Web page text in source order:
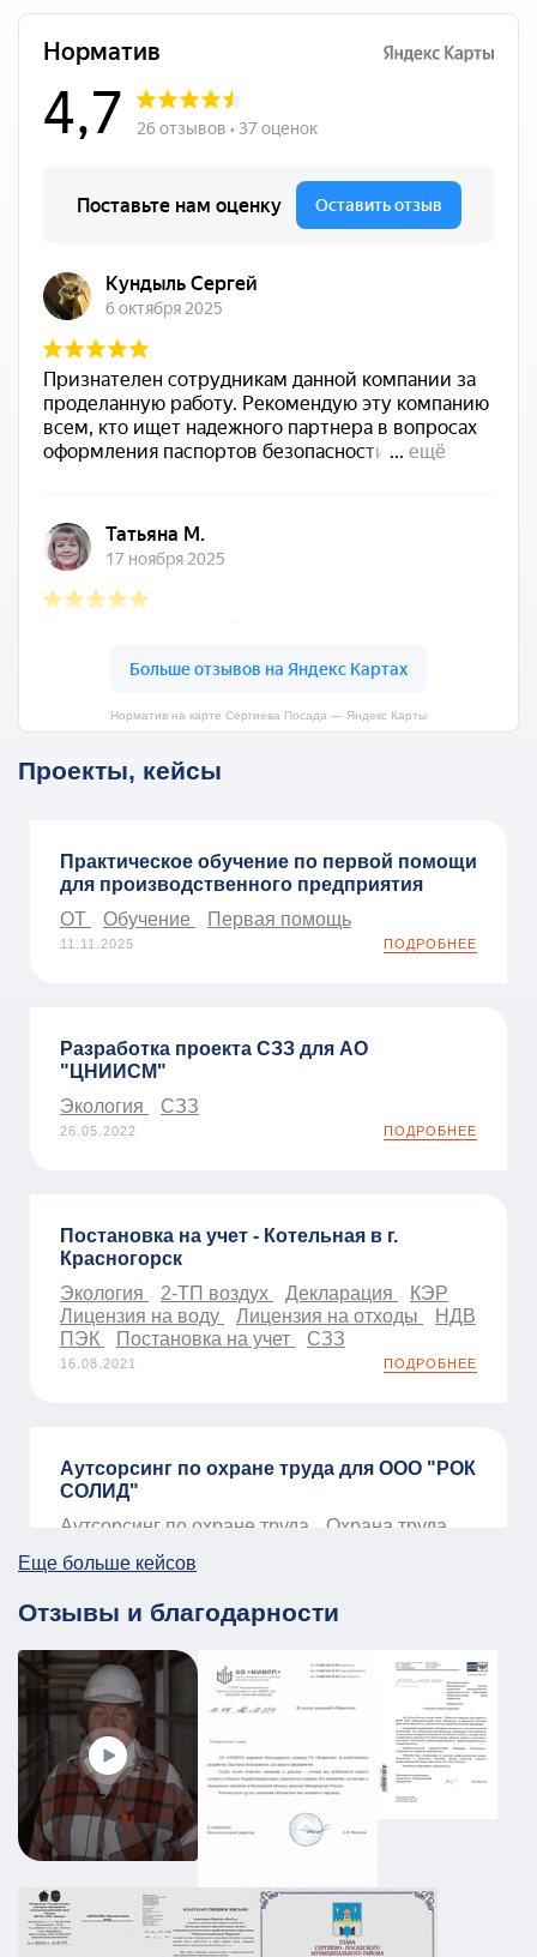
Норматив на карте Сергиева Посада — Яндекс Карты
Проекты, кейсы
Практическое обучение по первой помощи
для производственного предприятия
ОТ
Обучение Первая помощь
11.11.2025 ПОДРОБНЕЕ
Разработка проекта СЗЗ для АО
"ЦНИИСМ"
Экология
СЗЗ
26.05.2022 ПОДРОБНЕЕ
Постановка на учет - Котельная в г.
Красногорск
Экология
2-ТП воздух Декларация
КЭР
Лицензия на воду
Лицензия на отходы
НДВ
ПЭК
Постановка на учет СЗЗ
16.08.2021 ПОДРОБНЕЕ
Аутсорсинг по охране труда для ООО "РОК
СОЛИД"
Аутсорсинг по охране труда
Охрана труда
ПЛДЧС для МБУ ДО «Образовательный
центр «Смена»
ГО и ЧС
ПДЛЧС
19.08.2025 ПОДРОБНЕЕ
Промышленный объект РТИ:
категорирование, Ситуационный план и
Плана охраны объекта
АТЗ Паспорт АТЗ Паспорт безопасности
Постановление Правительства №258
Еще больше кейсов
Отзывы и благодарности